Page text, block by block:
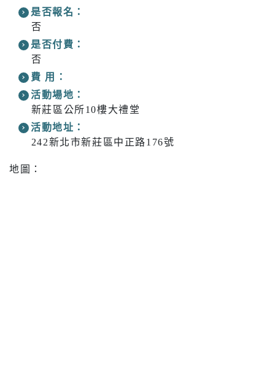
是否報名：
否
是否付費：
否
費 用：
活動場地：
新莊區公所10樓大禮堂
活動地址：
242新北市新莊區中正路176號
地圖：